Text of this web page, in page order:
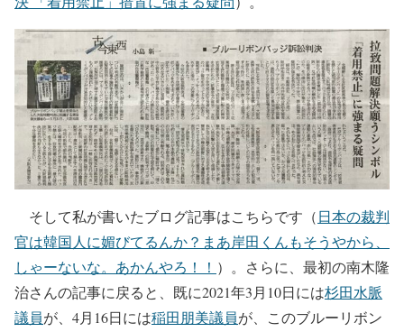
そして私が書いたブログ記事はこちらです（日本の裁判
官は韓国人に媚びてるんか？まあ岸田くんもそうやから、
しゃーないな。あかんやろ！！ ）。さらに、最初の南木隆
治さんの記事に戻ると、既に2021年3月10日には杉田水脈
議員が、4月16日には稲田朋美議員が、このブルーリボン